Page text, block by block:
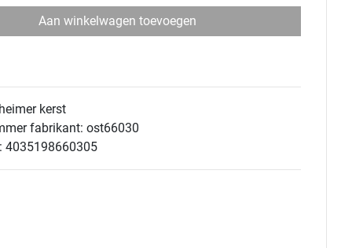
Aan winkelwagen toevoegen
kerst
fabrikant: ost66030
4035198660305